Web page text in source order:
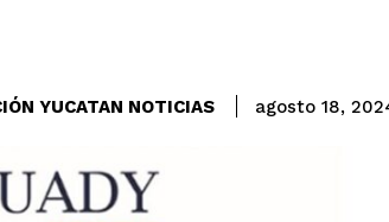
YUCATAN NOTICIAS agosto 18,